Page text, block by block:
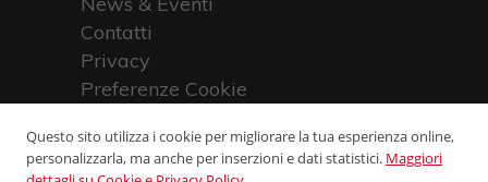
Contatti
Privacy
Preferenze Cookie
Questo sito utilizza i cookie per migliorare la tua esperienza online,
personalizzarla, ma anche per inserzioni e dati statistici. Maggiori